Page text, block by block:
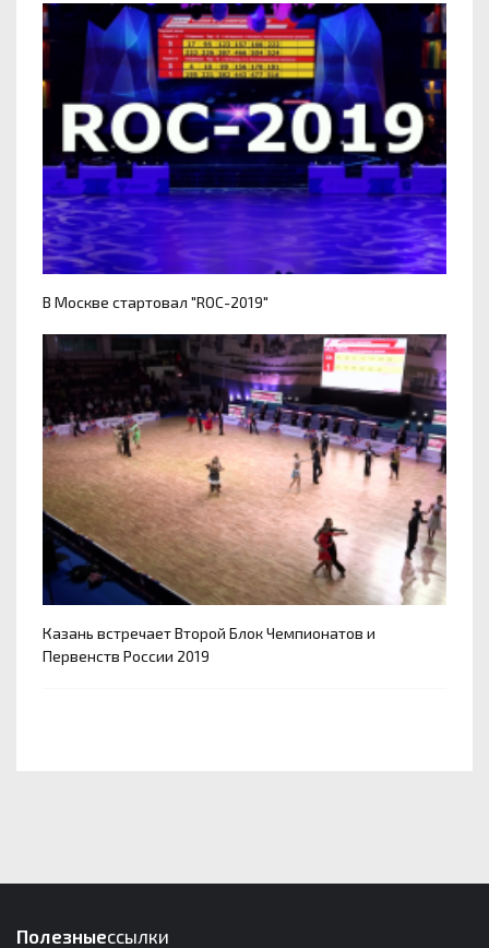
В Москве стартовал "ROC-2019"
Казань встречает Второй Блок Чемпионатов и
Первенств России 2019
Полезныессылки